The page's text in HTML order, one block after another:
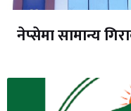
नेप्सेमा सामान्य